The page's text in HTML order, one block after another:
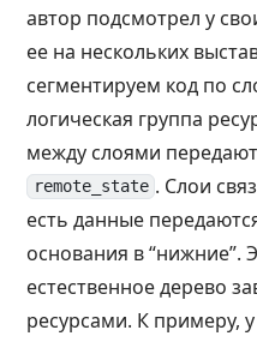
автор подсмотрел у
ее на нескольких
сегментируем код по
логическая группа
между слоями
remote_state . Слои
есть данные
основания в “нижние”.
естественное дерево
ресурсами. К примеру,